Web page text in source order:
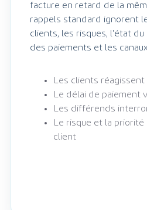
facture en retard de la
rappels standard ignorent
clients, les risques, l'état du
des paiements et les
Les clients
Le délai de paiement
Les différends
Le risque et la
client